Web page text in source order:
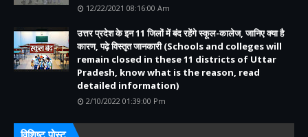
12/22/2021 08:16:00 Am
उत्तर प्रदेश के इन 11 जिलों में बंद रहेंगे स्कूल-कालेज, जानिए क्या है
कारण, पढ़े विस्तृत जानकारी (Schools and colleges will
remain closed in these 11 districts of Uttar
Pradesh, know what is the reason, read
detailed information)
2/10/2022 01:39:00 Pm